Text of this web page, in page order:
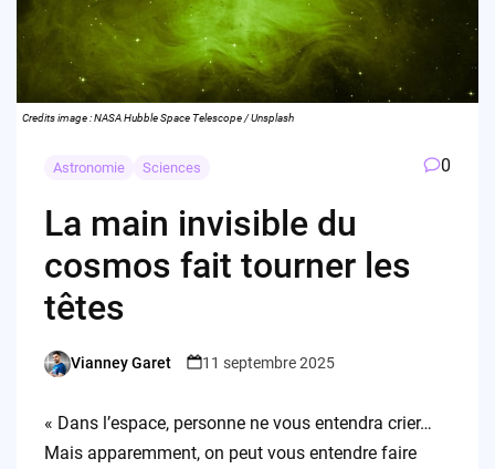
Credits image : NASA Hubble Space Telescope / Unsplash
Astronomie Sciences 0
La main invisible du
cosmos fait tourner les
têtes
Posted
Vianney Garet 11 septembre 2025
« Dans l’espace, personne ne vous entendra crier…
Mais apparemment, on peut vous entendre faire